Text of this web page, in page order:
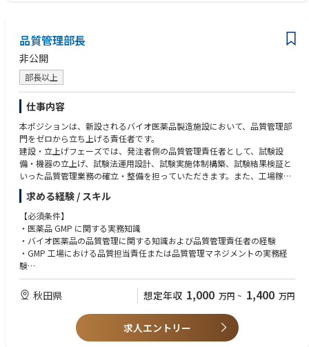
・論文執筆、学会発表、特許出願の実績
・Linux、Git、Docker、MLOps等の開発基盤知識
【求める人物像】
・明確な答えのない課題に対しても自ら仮説を立て、自走して研究を推進
できる方
・最新技術への強い探究心を持ち、それを事業・製品価値につなげて考え
られる方
・チームの一員として応用研究・開発チームと連携し、研究成果を製品開
発へ橋渡しできる方
・「それなら、こうすれば実現できる」と発想を形にできる方
品質管理部長
非公開
部長以上
仕事内容
本ポジションは、新設されるバイオ医薬品製造施設において、品質管理部
門をゼロから立ち上げる責任者です。
建設・立上げフェーズでは、発注者側の品質管理責任者として、試験設
備・機器の立上げ、試験法運用設計、試験実施体制構築、試験結果検証と
いった品質管理業務の確立・整備を担っていただきます。また、工場稼働
後は、品質管理部門責任者として、原材料試験、工程内試験、製品試験、
環境モニタリング、安定性試験等を含む試験活動全般の責任を担っていた
だきます。
求める経験 / スキル
【必須条件】
・医薬品 GMP に関する実務知識
・バイオ医薬品の品質管理に関する知識および品質管理責任者の経験
・GMP 工場における品質担当責任または品質管理マネジメントの実務経
験
・試験設備・機器、試薬等、試験記録、試験結果、データインテグリティ
に関する基本的な理解
・複数の社外関係者（設計会社、施工会社、設備ベンダー、コンサルタン
ト、外部試験機関、技術供与等）との調整・折衝経験
・品質管理部門または試験関連チームにおけるピープルマネジメント経験
・環境で発生する課題を整理し、関係者を巻き込みながら解決に導く能力
秋田県 想定年収 1,000 万円 ~ 1,400 万円
求人エントリー